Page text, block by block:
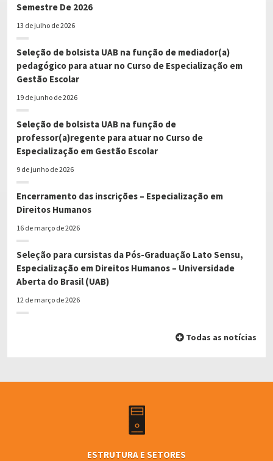
Semestre De 2026
13 de julho de 2026
Seleção de bolsista UAB na função de mediador(a)
pedagógico para atuar no Curso de Especialização em
Gestão Escolar
19 de junho de 2026
Seleção de bolsista UAB na função de
professor(a)regente para atuar no Curso de
Especialização em Gestão Escolar
9 de junho de 2026
Encerramento das inscrições – Especialização em
Direitos Humanos
16 de março de 2026
Seleção para cursistas da Pós-Graduação Lato Sensu,
Especialização em Direitos Humanos – Universidade
Aberta do Brasil (UAB)
12 de março de 2026
Todas as notícias
ESTRUTURA E SETORES